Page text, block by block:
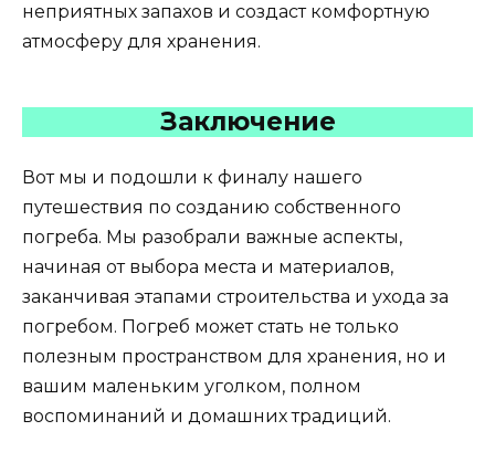
неприятных запахов и создаст комфортную
атмосферу для хранения.
Заключение
Вот мы и подошли к финалу нашего
путешествия по созданию собственного
погреба. Мы разобрали важные аспекты,
начиная от выбора места и материалов,
заканчивая этапами строительства и ухода за
погребом. Погреб может стать не только
полезным пространством для хранения, но и
вашим маленьким уголком, полном
воспоминаний и домашних традиций.